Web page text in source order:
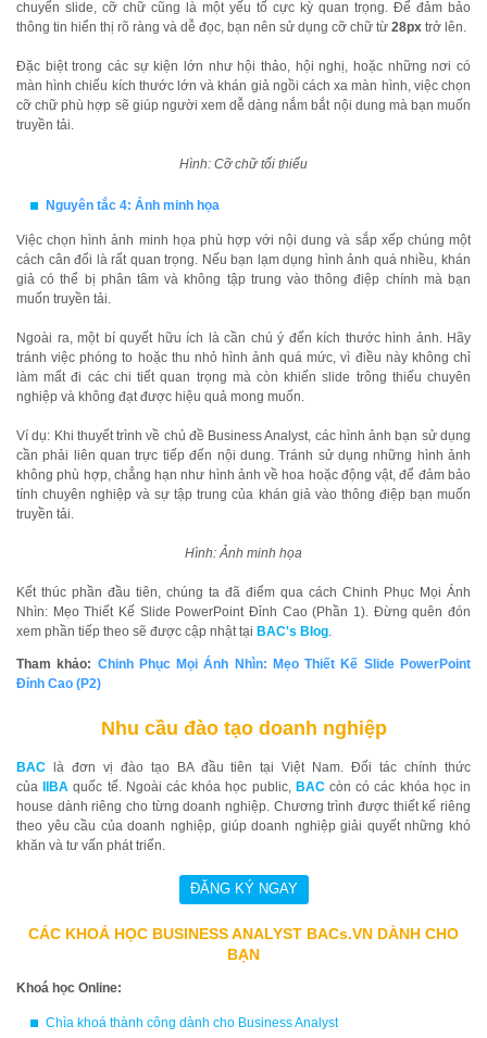
chuyển slide, cỡ chữ cũng là một yếu tố cực kỳ quan trọng. Để đảm bảo
thông tin hiển thị rõ ràng và dễ đọc, bạn nên sử dụng cỡ chữ từ 28px trở lên.
Đặc biệt trong các sự kiện lớn như hội thảo, hội nghị, hoặc những nơi có
màn hình chiếu kích thước lớn và khán giả ngồi cách xa màn hình, việc chọn
cỡ chữ phù hợp sẽ giúp người xem dễ dàng nắm bắt nội dung mà bạn muốn
truyền tải.
Hình: Cỡ chữ tối thiểu
Nguyên tắc 4: Ảnh minh họa
Việc chọn hình ảnh minh họa phù hợp với nội dung và sắp xếp chúng một
cách cân đối là rất quan trọng. Nếu bạn lạm dụng hình ảnh quá nhiều, khán
giả có thể bị phân tâm và không tập trung vào thông điệp chính mà bạn
muốn truyền tải.
Ngoài ra, một bí quyết hữu ích là cần chú ý đến kích thước hình ảnh. Hãy
tránh việc phóng to hoặc thu nhỏ hình ảnh quá mức, vì điều này không chỉ
làm mất đi các chi tiết quan trọng mà còn khiến slide trông thiếu chuyên
nghiệp và không đạt được hiệu quả mong muốn.
Ví dụ: Khi thuyết trình về chủ đề Business Analyst, các hình ảnh bạn sử dụng
cần phải liên quan trực tiếp đến nội dung. Tránh sử dụng những hình ảnh
không phù hợp, chẳng hạn như hình ảnh về hoa hoặc động vật, để đảm bảo
tính chuyên nghiệp và sự tập trung của khán giả vào thông điệp bạn muốn
truyền tải.
Hình: Ảnh minh họa
Kết thúc phần đầu tiên, chúng ta đã điểm qua cách Chinh Phục Mọi Ánh
Nhìn: Mẹo Thiết Kế Slide PowerPoint Đỉnh Cao (Phần 1). Đừng quên đón
xem phần tiếp theo sẽ được cập nhật tại BAC's Blog.
Tham khảo: Chinh Phục Mọi Ánh Nhìn: Mẹo Thiết Kế Slide PowerPoint
Đỉnh Cao (P2)
Nhu cầu đào tạo doanh nghiệp
BAC là đơn vị đào tạo BA đầu tiên tại Việt Nam. Đối tác chính thức
của
IIBA quốc tế. Ngoài các khóa học public, BACcòn có các khóa học in
house dành riêng cho từng doanh nghiệp. Chương trình được thiết kế riêng
theo yêu cầu của doanh nghiệp, giúp doanh nghiệp giải quyết những khó
khăn và tư vấn phát triển.
CÁC KHOÁ HỌC BUSINESS ANALYST BACs.VN DÀNH CHO
BẠN
Khoá học Online:
Chìa khoá thành công dành cho Business Analyst